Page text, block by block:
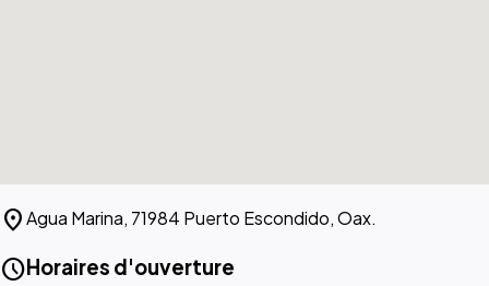
location_onAgua Marina, 71984 Puerto Escondido, Oax.
scheduleHoraires d'ouverture